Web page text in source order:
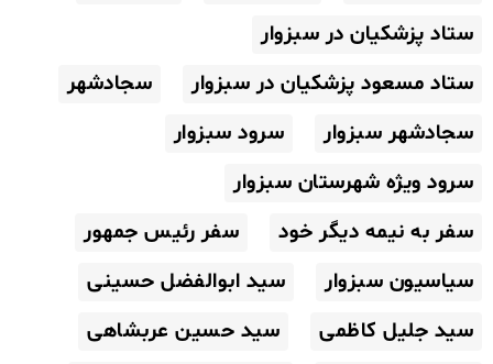
ستاد پزشکیان در سبزوار
ستاد مسعود پزشکیان در سبزوار
سجادشهر
سجادشهر سبزوار
سرود سبزوار
سرود ویژه شهرستان سبزوار
سفر به نیمه دیگر خود
سفر رئیس جمهور
سیاسیون سبزوار
سید ابوالفضل حسینی
سید جلیل کاظمی
سید حسین عربشاهی